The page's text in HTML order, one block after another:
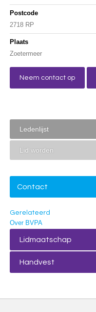
Postcode
2718 RP
Plaats
Zoetermeer
Neem contact op
Ledenlijst
Lid worden
Contact
Gerelateerd
Over BVPA
Lidmaatschap
Handvest